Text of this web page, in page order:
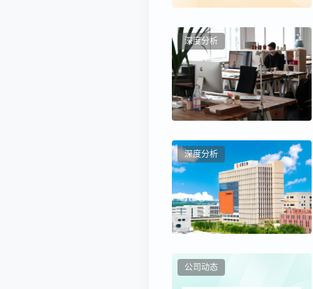
深度分析
深度分析
公司动态